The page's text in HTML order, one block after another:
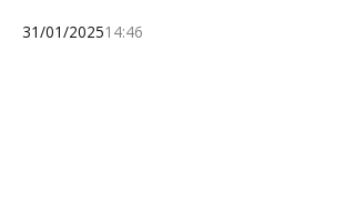
31/01/202514:46